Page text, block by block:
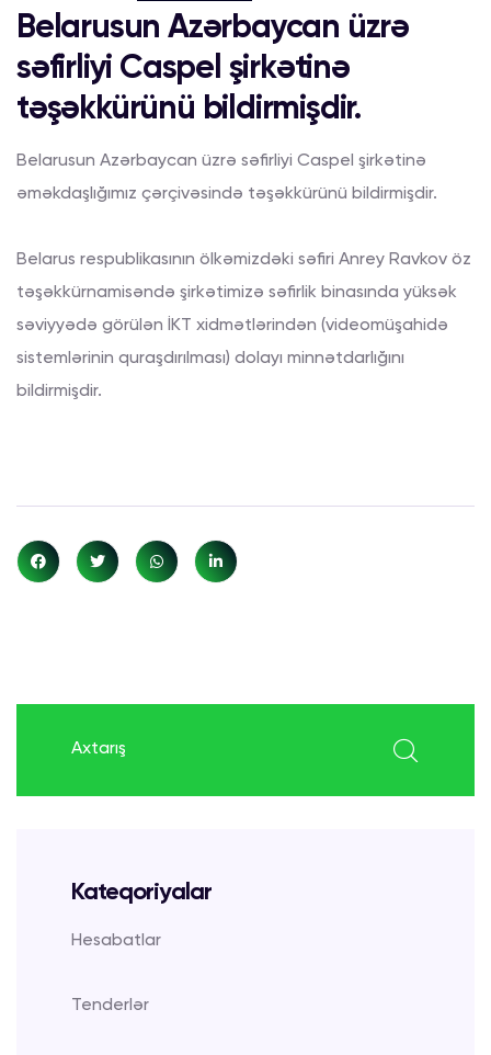
Belarusun Azərbaycan üzrə
səfirliyi Caspel şirkətinə
təşəkkürünü bildirmişdir.
Belarusun Azərbaycan üzrə səfirliyi Caspel şirkətinə
əməkdaşlığımız çərçivəsində təşəkkürünü bildirmişdir.
Belarus respublikasının ölkəmizdəki səfiri Anrey Ravkov öz
təşəkkürnamisəndə şirkətimizə səfirlik binasında yüksək
səviyyədə görülən İKT xidmətlərindən (videomüşahidə
sistemlərinin quraşdırılması) dolayı minnətdarlığını
bildirmişdir.
Kateqoriyalar
Hesabatlar
Tenderlər